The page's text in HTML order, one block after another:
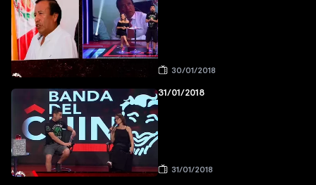
30/01/2018
31/01/2018
31/01/2018